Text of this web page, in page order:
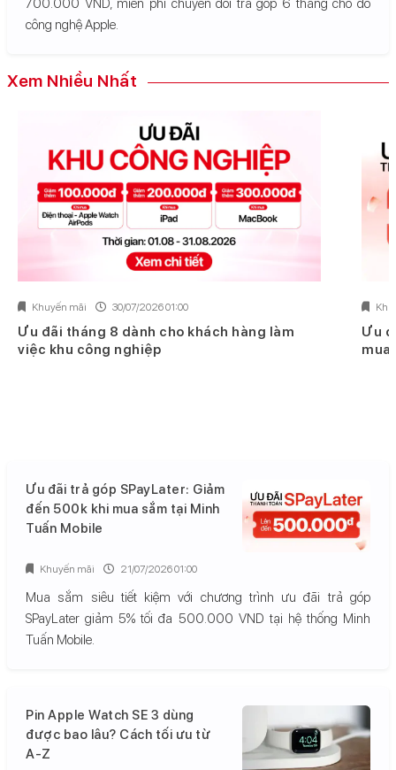
700.000 VND, miễn phí chuyển đổi trả góp 6 tháng cho đồ
công nghệ Apple.
Xem Nhiều Nhất
Khuyến mãi 30/07/2026 01:00
Ưu đãi tháng 8 dành cho khách hàng làm
việc khu công nghiệp
Ưu
mua
Ưu đãi trả góp SPayLater: Giảm
đến 500k khi mua sắm tại Minh
Tuấn Mobile
Mua sắm siêu tiết kiệm với chương trình ưu đãi trả góp
SPayLater giảm 5% tối đa 500.000 VND tại hệ thống Minh
Tuấn Mobile.
Khuyến mãi 21/07/2026 01:00
Pin Apple Watch SE 3 dùng
được bao lâu? Cách tối ưu từ
A-Z